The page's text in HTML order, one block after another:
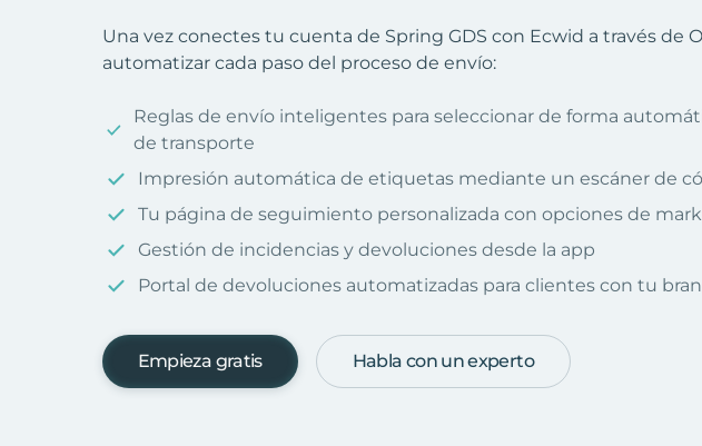
Una vez conectes tu cuenta de Spring GDS con Ecwid a través de
automatizar cada paso del proceso de envío:
Reglas de envío inteligentes para seleccionar de forma
de transporte
Impresión automática de etiquetas mediante un escáner de
Tu página de seguimiento personalizada con opciones de
Gestión de incidencias y devoluciones desde la app
Portal de devoluciones automatizadas para clientes con tu
Empieza gratis Habla con un experto